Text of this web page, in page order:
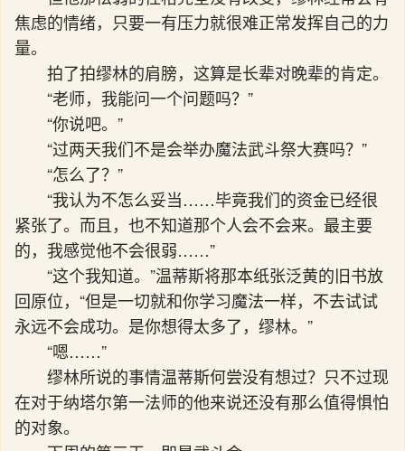
焦虑的情绪，只要一有压力就很难正常发挥自己的力
量。
拍了拍缪林的肩膀，这算是长辈对晚辈的肯定。
“老师，我能问一个问题吗？”
“你说吧。”
“过两天我们不是会举办魔法武斗祭大赛吗？”
“怎么了？”
“我认为不怎么妥当……毕竟我们的资金已经很
紧张了。而且，也不知道那个人会不会来。最主要
的，我感觉他不会很弱……”
“这个我知道。”温蒂斯将那本纸张泛黄的旧书放
回原位，“但是一切就和你学习魔法一样，不去试试
永远不会成功。是你想得太多了，缪林。”
“嗯……”
缪林所说的事情温蒂斯何尝没有想过？只不过现
在对于纳塔尔第一法师的他来说还没有那么值得惧怕
的对象。